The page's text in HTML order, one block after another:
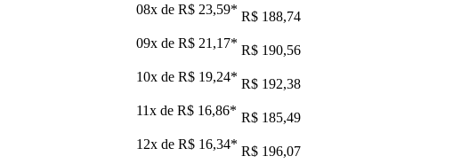
08x de R$ 23,59* R$ 188,74
09x de R$ 21,17* R$ 190,56
10x de R$ 19,24* R$ 192,38
11x de R$ 16,86* R$ 185,49
12x de R$ 16,34* R$ 196,07